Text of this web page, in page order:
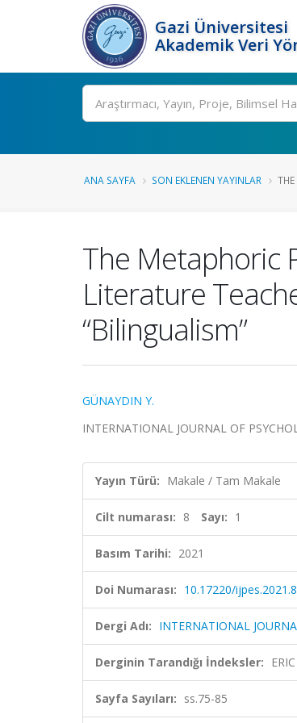
Gazi Üniversitesi
Akademik Veri
Ara
ANA SAYFA SON EKLENEN YAYINLAR
The Metaphoric
Literature
“Bilingualism”
GÜNAYDIN Y.
INTERNATIONAL JOURNAL OF
Yayın Türü: Makale / Tam Makale
Cilt numarası: 8 Sayı: 1
Basım Tarihi: 2021
Doi Numarası: 10.17220/
Dergi Adı: INTERNATIONAL
Derginin Tarandığı İndeksler:
Sayfa Sayıları: ss.75-85